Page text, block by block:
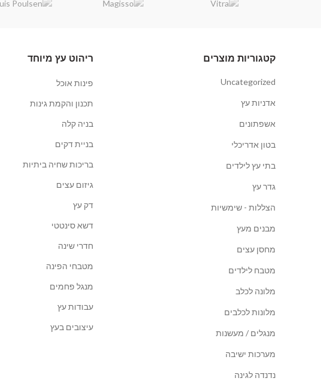
קטגוריות מוצרים
Uncategorized
אדניות עץ
אשפתונים
בטון אדריכלי
בתי עץ לילדים
גדר עץ
הצללות - שימשיות
מבנים מעץ
מחסן עצים
מטבח לילדים
מלונה לכלב
מלונות לכלבים
מנגלים / מעשנות
מערכות ישיבה
נדנדה לגינה
ריהוט עץ מיוחד
פינות אוכל
תכנון והקמת גינות
בניה קלה
בניית דקים
בריכות שחיה ביתיות
גיזום עצים
דק עץ
דשא סינטטי
חדרי שינה
מטבחי הפינה
מנגל פחמים
עבודות עץ
עיצובים בעץ